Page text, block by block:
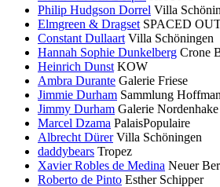
Philip Hudgson Dorrel Villa
Elmgreen & Dragset SPACED
Constant Dullaart Villa Schöningen
Hannah Sophie Dunkelberg Crone
Heinrich Dunst KOW
Ambra Durante Galerie Friese
Jimmie Durham Sammlung
Jimmy Durham Galerie Nordenhake
Marcel Dzama PalaisPopulaire
Albrecht Dürer Villa Schöningen
daddybears Tropez
Xavier Robles de Medina Neuer
Roberto de Pinto Esther Schipper